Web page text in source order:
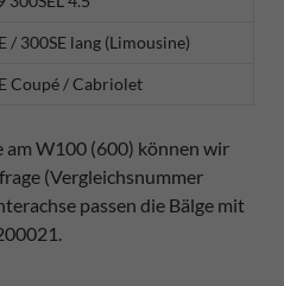
/ 300SE lang (Limousine)
Coupé / Cabriolet
am W100 (600) können wir
(Vergleichsnummer
passen die Bälge mit